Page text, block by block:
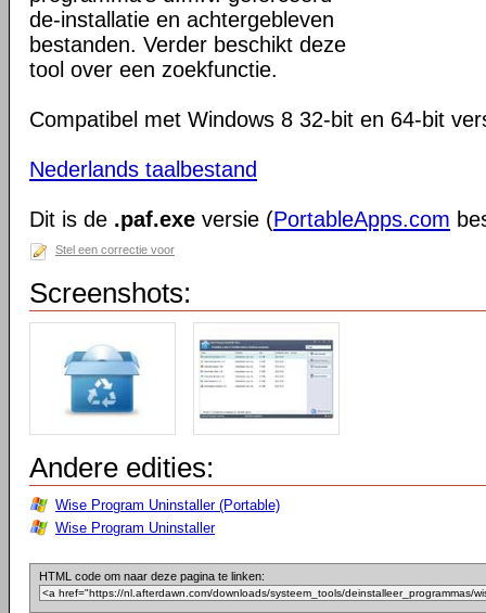
de-installatie en achtergebleven
bestanden. Verder beschikt deze
tool over een zoekfunctie.
Compatibel met Windows 8 32-bit en 64-bit
Nederlands taalbestand
Dit is de .paf.exe versie (PortableApps.com
Stel een correctie voor
Screenshots:
Andere edities:
Wise Program Uninstaller (Portable)
Wise Program Uninstaller
HTML code om naar deze pagina te linken: